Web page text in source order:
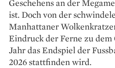
Geschehens an der
ist. Doch von der
Manhattaner
Eindruck der Ferne zu
Jahr das Endspiel der
2026 stattfinden wird.